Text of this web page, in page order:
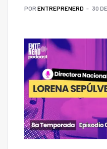
POR ENTREPRENERD 30